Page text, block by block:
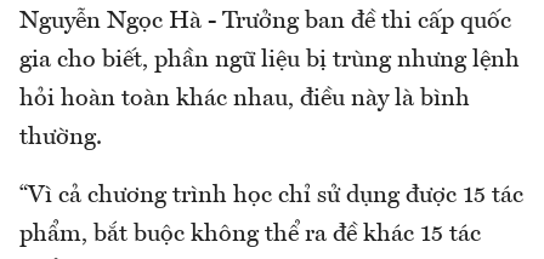
Nguyễn Ngọc Hà - Trưởng ban đề thi cấp quốc
gia cho biết, phần ngữ liệu bị trùng nhưng lệnh
hỏi hoàn toàn khác nhau, điều này là bình
thường.
“Vì cả chương trình học chỉ sử dụng được 15 tác
phẩm, bắt buộc không thể ra đề khác 15 tác